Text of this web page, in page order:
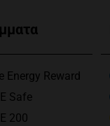
Energy Reward
Safe
200